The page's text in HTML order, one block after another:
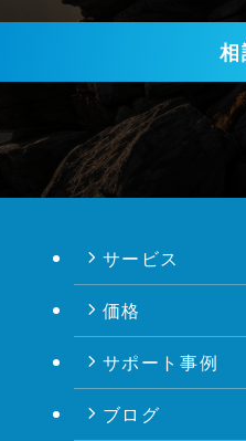
サービス
価格
サポート事例
ブログ